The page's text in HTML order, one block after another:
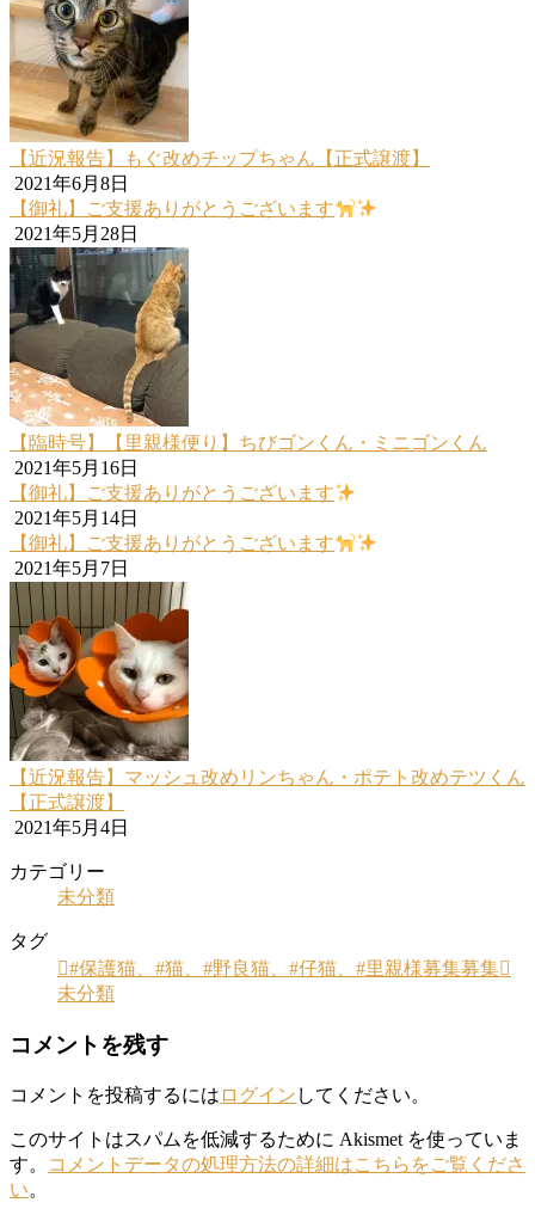
【近況報告】もぐ改めチップちゃん【正式譲渡】
2021年6月8日
【御礼】ご支援ありがとうございます
2021年5月28日
【臨時号】【里親様便り】ちびゴンくん・ミニゴンくん
2021年5月16日
【御礼】ご支援ありがとうございます
2021年5月14日
【御礼】ご支援ありがとうございます
2021年5月7日
【近況報告】マッシュ改めリンちゃん・ポテト改めテツくん
【正式譲渡】
2021年5月4日
カテゴリー
未分類
タグ
#保護猫、#猫、#野良猫、#仔猫、#里親様募集募集
未分類
コメントを残す
コメントを投稿するには ログイン してください。
このサイトはスパムを低減するために Akismet を使っていま
す。
コメントデータの処理方法の詳細はこちらをご覧くださ
い。